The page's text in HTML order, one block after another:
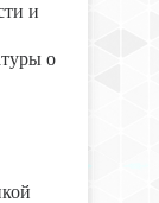
и
о